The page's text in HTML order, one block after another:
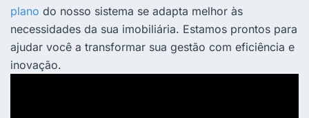
plano do nosso sistema se adapta melhor às
necessidades da sua imobiliária. Estamos prontos para
ajudar você a transformar sua gestão com eficiência e
inovação.